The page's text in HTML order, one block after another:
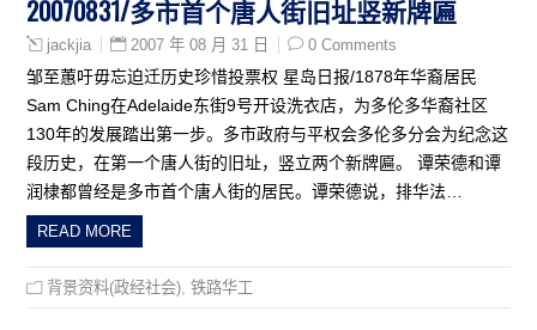
20070831/多市首个唐人街旧址竖新牌匾
jackjia 2007 年 08 月 31 日 0 Comments
邹至蕙吁毋忘迫迁历史珍惜投票权 星岛日报/1878年华裔居民
Sam Ching在Adelaide东街9号开设洗衣店，为多伦多华裔社区
130年的发展踏出第一步。多市政府与平权会多伦多分会为纪念这
段历史，在第一个唐人街的旧址，竖立两个新牌匾。 谭荣德和谭
润棣都曾经是多市首个唐人街的居民。谭荣德说，排华法…
READ MORE
背景资料(政经社会) ,铁路华工